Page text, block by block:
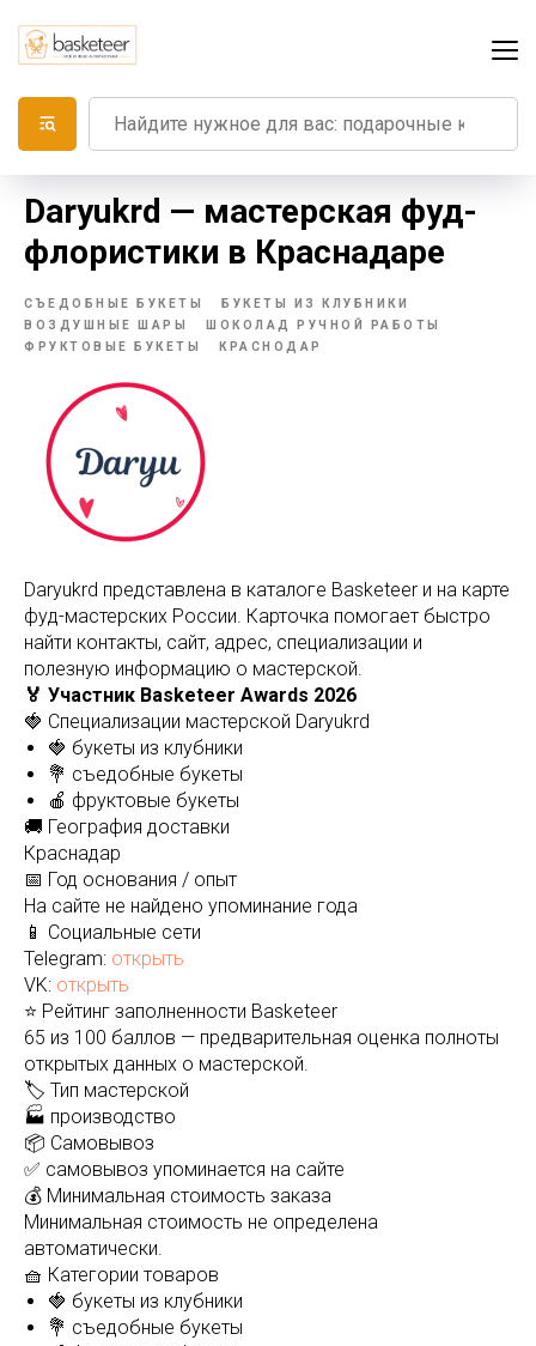
Daryukrd — мастерская фуд-
флористики в Краснадаре
СЪЕДОБНЫЕ БУКЕТЫ
БУКЕТЫ ИЗ КЛУБНИКИ
ВОЗДУШНЫЕ ШАРЫ
ШОКОЛАД РУЧНОЙ РАБОТЫ
ФРУКТОВЫЕ БУКЕТЫ
КРАСНОДАР
Daryukrd представлена в каталоге Basketeer и на карте
фуд-мастерских России. Карточка помогает быстро
найти контакты, сайт, адрес, специализации и
полезную информацию о мастерской.
🏅 Участник Basketeer Awards 2026
🍓 Специализации мастерской Daryukrd
🍓 букеты из клубники
💐 съедобные букеты
🍎 фруктовые букеты
🚚 География доставки
Краснадар
📅 Год основания / опыт
На сайте не найдено упоминание года
📱 Социальные сети
Telegram: открыть
VK: открыть
⭐ Рейтинг заполненности Basketeer
65 из 100 баллов — предварительная оценка полноты
открытых данных о мастерской.
🏷️ Тип мастерской
🏭 производство
📦 Самовывоз
✅ самовывоз упоминается на сайте
💰 Минимальная стоимость заказа
Минимальная стоимость не определена
автоматически.
🧺 Категории товаров
🍓 букеты из клубники
💐 съедобные букеты